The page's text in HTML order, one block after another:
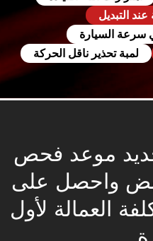
التبديل
سرعة السيارة
لمبة تحذير ناقل الحركة
موعد فحص
واحصل على
تكلفة العمالة لأول